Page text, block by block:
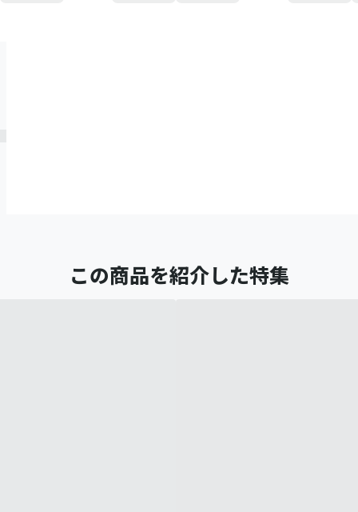
この商品を紹介した特集